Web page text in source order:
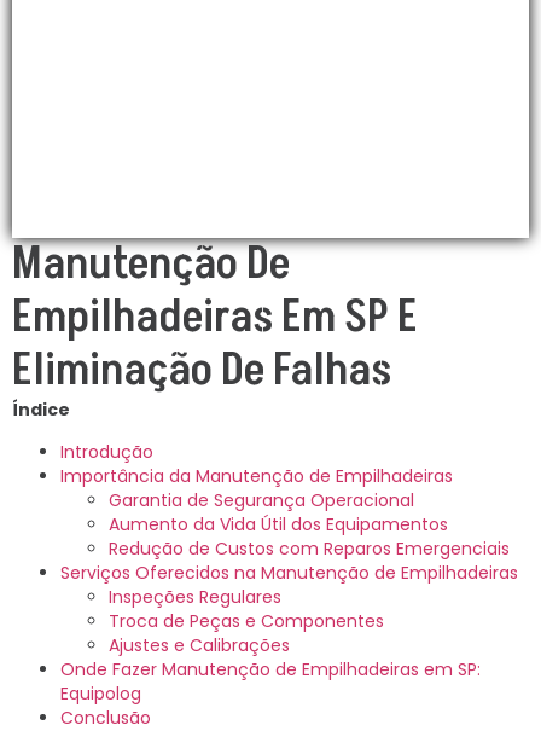
Manutenção De
Empilhadeiras Em SP E
Eliminação De Falhas
Índice
Introdução
Importância da Manutenção de Empilhadeiras
Garantia de Segurança Operacional
Aumento da Vida Útil dos Equipamentos
Redução de Custos com Reparos Emergenciais
Serviços Oferecidos na Manutenção de Empilhadeiras
Inspeções Regulares
Troca de Peças e Componentes
Ajustes e Calibrações
Onde Fazer Manutenção de Empilhadeiras em SP:
Equipolog
Conclusão